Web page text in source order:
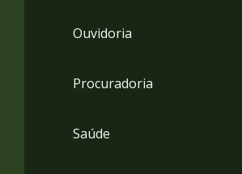
Ouvidoria
Procuradoria
Saúde